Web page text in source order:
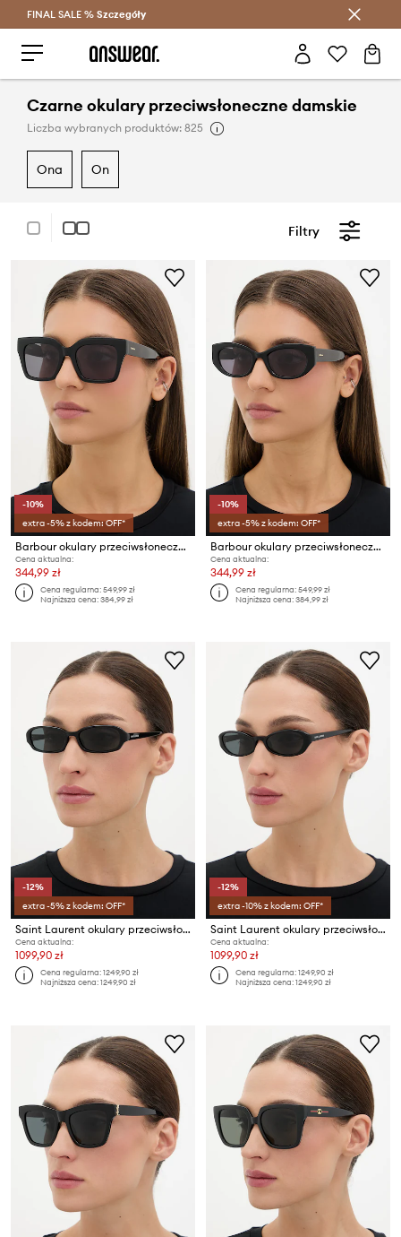
Oszczędzaj z Answear Club >
FINAL SALE % Szczegóły
Czarne okulary przeciwsłoneczne damskie
Liczba wybranych produktów: 825
ona on
Filtry
-10%
extra -5% z kodem: OFF*
Barbour okulary przeciwsłoneczne damskie
Cena aktualna:
344,99 zł
Cena regularna:549,99 zł
Najniższa cena:384,99 zł
-10%
extra -5% z kodem: OFF*
Barbour okulary przeciwsłoneczne damskie
Cena aktualna:
344,99 zł
Cena regularna:549,99 zł
Najniższa cena:384,99 zł
-12%
extra -5% z kodem: OFF*
Saint Laurent okulary przeciwsłoneczne damskie
Cena aktualna:
1099,90 zł
Cena regularna:1249,90 zł
Najniższa cena:1249,90 zł
-12%
extra -10% z kodem: OFF*
Saint Laurent okulary przeciwsłoneczne damskie
Cena aktualna:
1099,90 zł
Cena regularna:1249,90 zł
Najniższa cena:1249,90 zł